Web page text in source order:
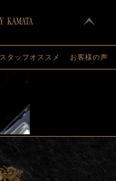
スタッフオススメ お客様の声